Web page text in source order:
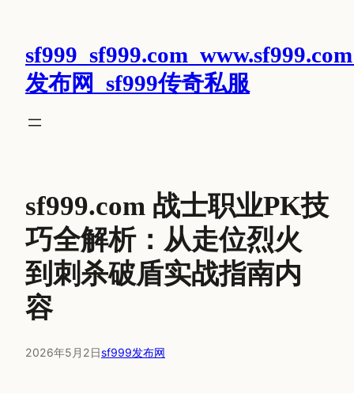
发布网_sf999传奇私服
sf999.com 战士职业PK技
巧全解析：从走位烈火
到刺杀破盾实战指南内
容
2026年5月2日sf999发布网